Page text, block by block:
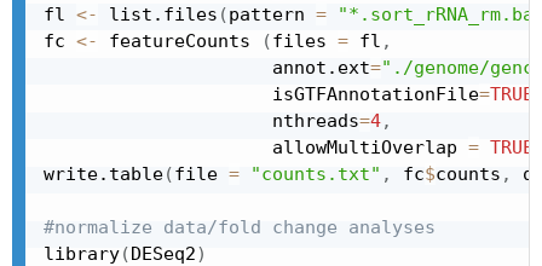
fl <- list.files (pattern =
fc <- featureCounts (files = fl ,
                     annot.ext
="./genome/
                     isGTFAnnotationFile
=TRUE
                     nthreads
=4,
                     allowMultiOverlap
= TRUE
write.table(file = "counts.txt" , fc$counts ,
#normalize data/fold change analyses
library(DESeq2)